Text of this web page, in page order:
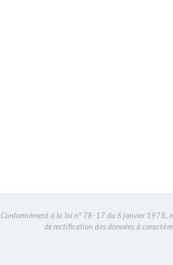
Conformément à la loi n° 78-17 du 6 janvier 1978,
de rectification des données à